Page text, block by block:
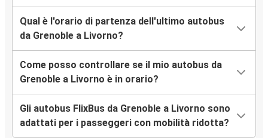
Qual è l'orario di partenza dell'ultimo autobus
da Grenoble a Livorno?
Come posso controllare se il mio autobus da
Grenoble a Livorno è in orario?
Gli autobus FlixBus da Grenoble a Livorno sono
adattati per i passeggeri con mobilità ridotta?